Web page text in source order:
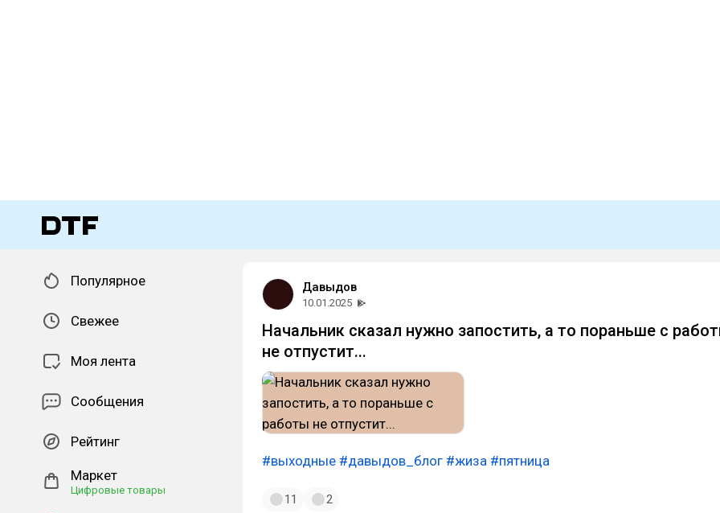
Популярное
Свежее
Моя лента
Сообщения
Рейтинг
Маркет
Цифровые товары
Давыдов
10.01.2025
Начальник сказал нужно запостить, а то пораньше с
не отпустит...
#выходные #давыдов_блог #жиза #пятница
11 2